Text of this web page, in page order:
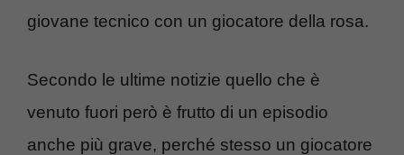
giovane tecnico con un giocatore della rosa.
Secondo le ultime notizie quello che è
venuto fuori però è frutto di un episodio
anche più grave, perché stesso un giocatore